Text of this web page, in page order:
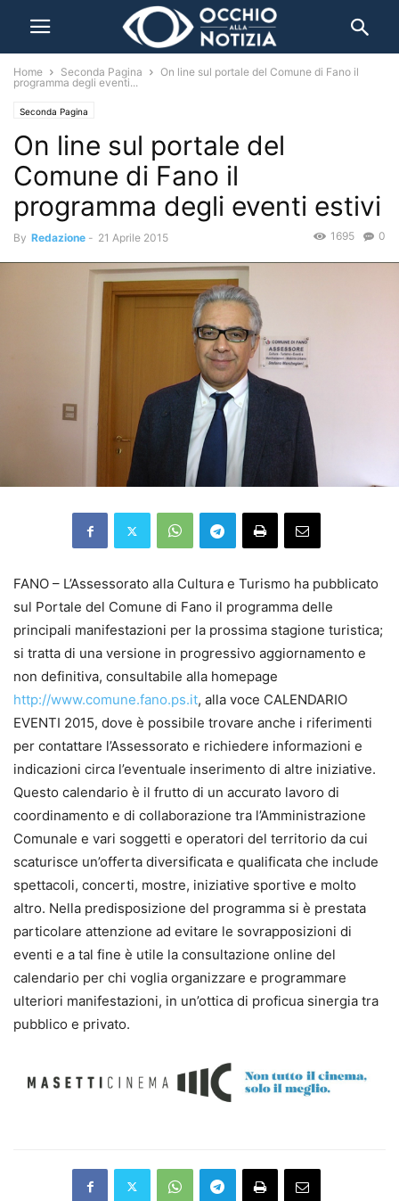
Home Seconda Pagina
On line sul portale del Comune di Fano il
programma degli eventi...
Seconda Pagina
On line sul portale del
Comune di Fano il
programma degli eventi estivi
By Redazione - 21 Aprile 2015 0
1695
FANO – L’Assessorato alla Cultura e Turismo ha pubblicato
sul Portale del Comune di Fano il programma delle
principali manifestazioni per la prossima stagione turistica;
si tratta di una versione in progressivo aggiornamento e
non definitiva, consultabile alla homepage
http://www.comune.fano.ps.it, alla voce CALENDARIO
EVENTI 2015, dove è possibile trovare anche i riferimenti
per contattare l’Assessorato e richiedere informazioni e
indicazioni circa l’eventuale inserimento di altre iniziative.
Questo calendario è il frutto di un accurato lavoro di
coordinamento e di collaborazione tra l’Amministrazione
Comunale e vari soggetti e operatori del territorio da cui
scaturisce un’offerta diversificata e qualificata che include
spettacoli, concerti, mostre, iniziative sportive e molto
altro. Nella predisposizione del programma si è prestata
particolare attenzione ad evitare le sovrapposizioni di
eventi e a tal fine è utile la consultazione online del
calendario per chi voglia organizzare e programmare
ulteriori manifestazioni, in un’ottica di proficua sinergia tra
pubblico e privato.